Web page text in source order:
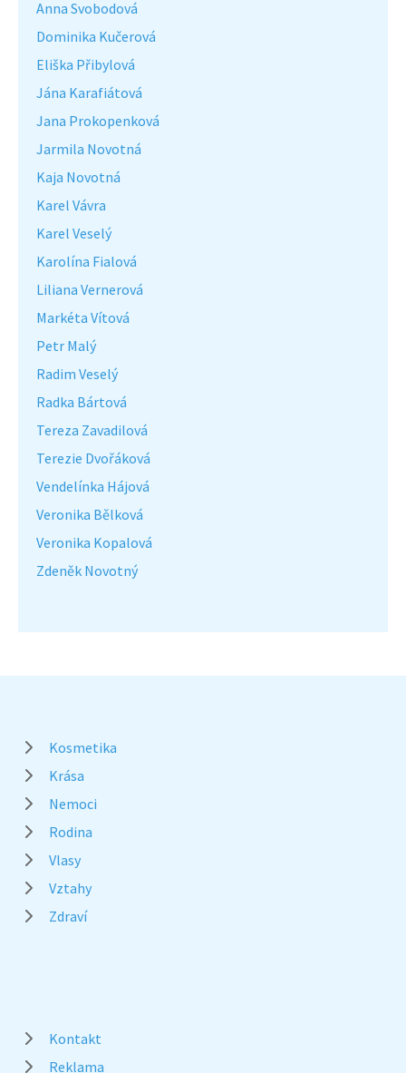
Anna Svobodová
Dominika Kučerová
Eliška Přibylová
Jána Karafiátová
Jana Prokopenková
Jarmila Novotná
Kaja Novotná
Karel Vávra
Karel Veselý
Karolína Fialová
Liliana Vernerová
Markéta Vítová
Petr Malý
Radim Veselý
Radka Bártová
Tereza Zavadilová
Terezie Dvořáková
Vendelínka Hájová
Veronika Bělková
Veronika Kopalová
Zdeněk Novotný
Kosmetika
Krása
Nemoci
Rodina
Vlasy
Vztahy
Zdraví
Kontakt
Reklama